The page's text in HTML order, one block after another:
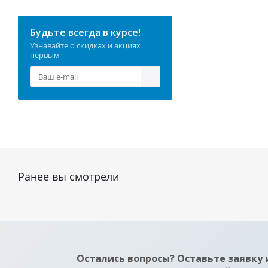
Будьте всегда в курсе!
Узнавайте о скидках и акциях
первым
Ранее вы смотрели
Остались вопросы? Оставьте заявку